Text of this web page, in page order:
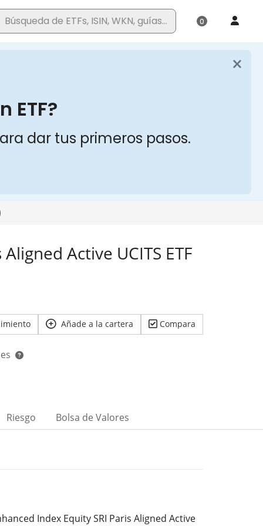
Active UCITS ETF
Añade a la cartera Compara
Riesgo Bolsa de Valores
Index Equity SRI Paris Aligned Active